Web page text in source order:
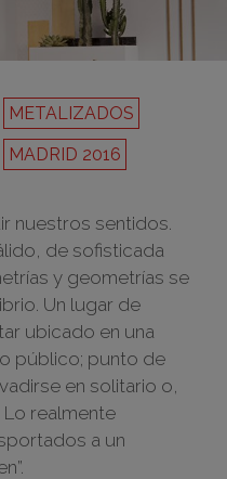
METALIZADOS
MADRID 2016
nuestros sentidos.
de sofisticada
y geometrías se
Un lugar de
ubicado en una
público; punto de
en solitario o,
Lo realmente
a un